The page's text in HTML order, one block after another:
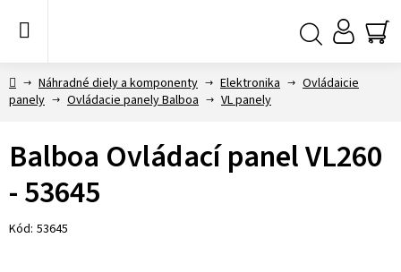
DomovNáhradné diely a komponenty Elektronika
Ovládaicie
panely
Ovládacie panely Balboa VL panely
Balboa Ovládací panel VL260
- 53645
Kód: 53645